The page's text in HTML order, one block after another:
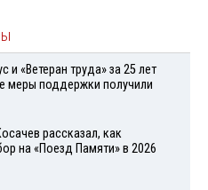
и «Ветеран труда» за 25 лет
меры поддержки получили
рассказал, как
на «Поезд Памяти» в 2026